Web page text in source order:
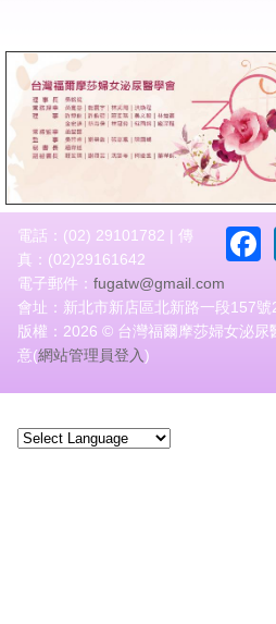
電話：(02) 29101782 | 傳
真：(02)29161642
電子郵件： fugatw@gmail.com
會址：新北市新店區北新路一段157號
版權：2026 © 台灣福爾摩莎婦女泌尿
意(網站管理員登入)